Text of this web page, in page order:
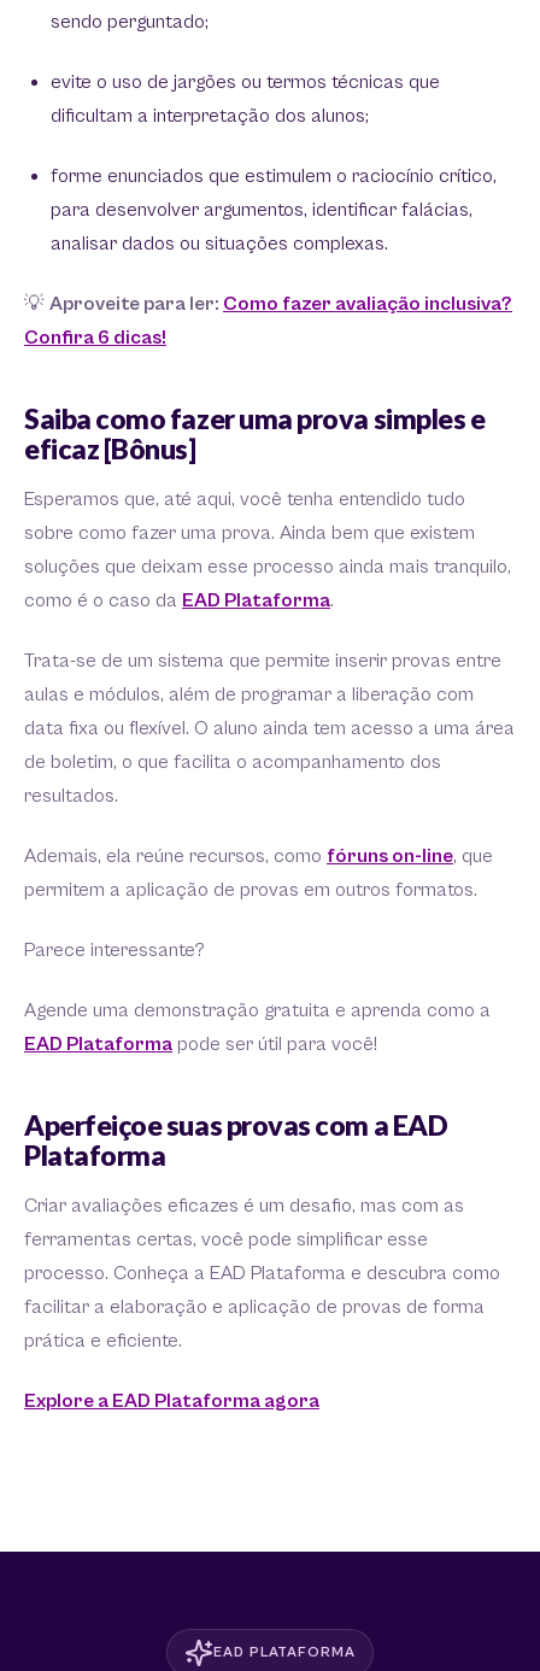
sendo perguntado;
evite o uso de jargões ou termos técnicas que
dificultam a interpretação dos alunos;
forme enunciados que estimulem o raciocínio crítico,
para desenvolver argumentos, identificar falácias,
analisar dados ou situações complexas.
💡 Aproveite para ler: Como fazer avaliação inclusiva?
Confira 6 dicas!
Saiba como fazer uma prova simples e
eficaz [Bônus]
Esperamos que, até aqui, você tenha entendido tudo
sobre como fazer uma prova. Ainda bem que existem
soluções que deixam esse processo ainda mais tranquilo,
como é o caso da EAD Plataforma.
Trata-se de um sistema que permite inserir provas entre
aulas e módulos, além de programar a liberação com
data fixa ou flexível. O aluno ainda tem acesso a uma área
de boletim, o que facilita o acompanhamento dos
resultados.
Ademais, ela reúne recursos, como fóruns on-line, que
permitem a aplicação de provas em outros formatos.
Parece interessante?
Agende uma demonstração gratuita e aprenda como a
EAD Plataforma pode ser útil para você!
Aperfeiçoe suas provas com a EAD
Plataforma
Criar avaliações eficazes é um desafio, mas com as
ferramentas certas, você pode simplificar esse
processo. Conheça a EAD Plataforma e descubra como
facilitar a elaboração e aplicação de provas de forma
prática e eficiente.
Explore a EAD Plataforma agora
EAD PLATAFORMA